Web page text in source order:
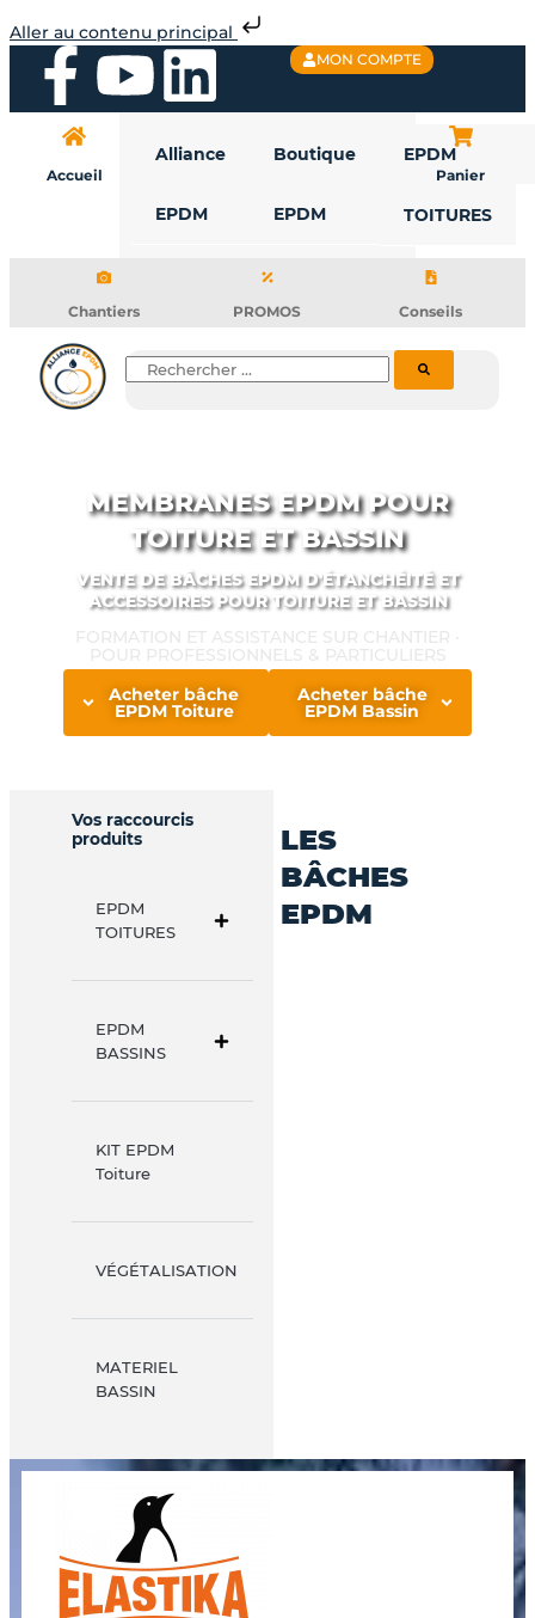
Aller au contenu principal
au
contenuF
a
c
b
o
o
k
Y
o
u
u
b
L
i
n
d
n
MON COMPTE
Accueil
Alliance
EPDM
Boutique
EPDM
EPDM
TOITURES
Panier
Chantiers PROMOS Conseils
Rechercher
MEMBRANES EPDM POUR
TOITURE ET BASSIN
VENTE DE BÂCHES EPDM D'ÉTANCHÉITÉ ET
ACCESSOIRES POUR TOITURE ET BASSIN
Acheter bâche
EPDM Toiture
Acheter bâche
EPDM Bassin
Vos raccourcis
produits
EPDM
TOITURES
EPDM
BASSINS
KIT EPDM
Toiture
VÉGÉTALISATION
MATERIEL
BASSIN
LES
BÂCHES
EPDM